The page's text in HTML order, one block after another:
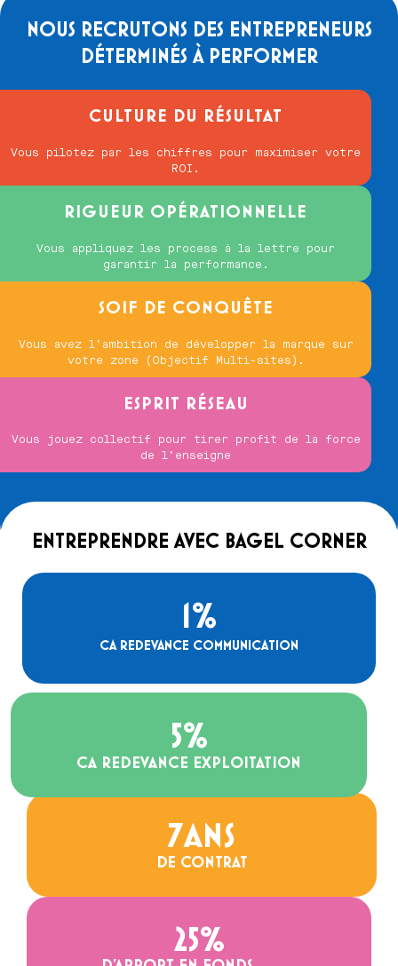
NOUS RECRUTONS DES ENTREPRENEURS
DÉTERMINÉS À PERFORMER
CULTURE DU RÉSULTAT
Vous pilotez par les chiffres pour maximiser votre
ROI.
RIGUEUR OPÉRATIONNELLE
Vous appliquez les process à la lettre pour
garantir la performance.
SOIF DE CONQUÊTE
Vous avez l’ambition de développer la marque sur
votre zone (Objectif Multi-sites).
ESPRIT RÉSEAU
Vous jouez collectif pour tirer profit de la force
de l’enseigne
ENTREPRENDRE AVEC BAGEL CORNER
CA REDEVANCE COMMUNICATION
1 %
CA REDEVANCE EXPLOITATION
5%
DE CONTRAT
7ANS
25%